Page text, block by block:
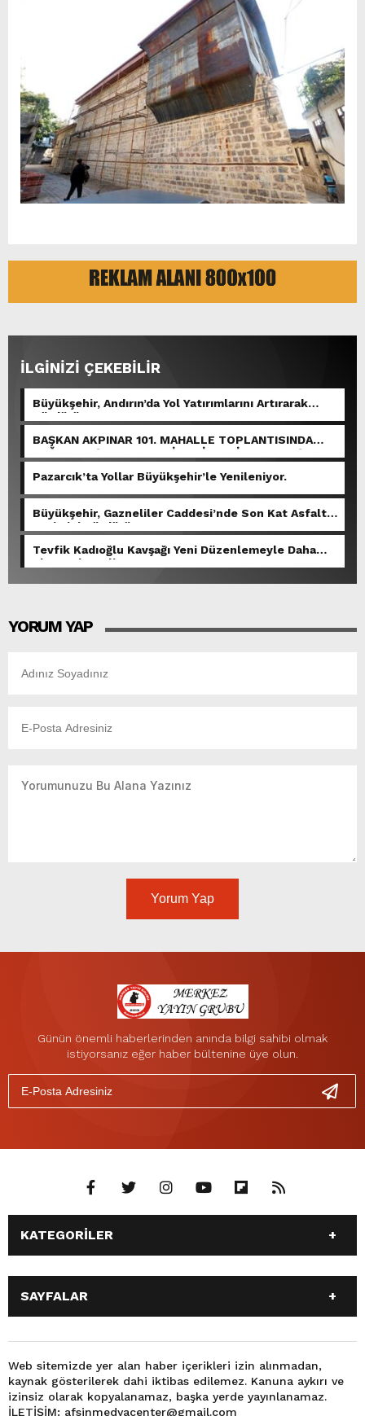
İLGİNİZİ ÇEKEBİLİR
Büyükşehir, Andırın’da Yol Yatırımlarını Artırarak
Sürdürüyor.
BAŞKAN AKPINAR 101. MAHALLE TOPLANTISINDA
BAĞLARBAŞI MAHALLESİ SAKİNLERİYLE BULUŞTU.
Pazarcık’ta Yollar Büyükşehir’le Yenileniyor.
Büyükşehir, Gazneliler Caddesi’nde Son Kat Asfalt
Serimini Sürdürüyor.
Tevfik Kadıoğlu Kavşağı Yeni Düzenlemeyle Daha
Akıcı Hale Geliyor.
YORUM YAP
Yorum Yap
Günün önemli haberlerinden anında bilgi sahibi olmak
istiyorsanız eğer haber bültenine üye olun.
KATEGORİLER
ANASAYFA
GÜNDEM
SİYASET
SPOR
EKONOMİ
TEKNOLOJİ
3. SAYFA
BÜYÜKŞEHİR BELEDİYESİ
DÜNYA
FOTO GALERİ
KÜLTÜR SANAT
MAGAZİN
OTOMOBİL
SAYFALAR
SİYASET
EĞİTİM
SPOR
EKONOMİ
TEKNOLOJİ
3. SAYFA
Web sitemizde yer alan haber içerikleri izin alınmadan,
kaynak gösterilerek dahi iktibas edilemez. Kanuna aykırı ve
izinsiz olarak kopyalanamaz, başka yerde yayınlanamaz.
İLETİŞİM: afsinmedyacenter@gmail.com